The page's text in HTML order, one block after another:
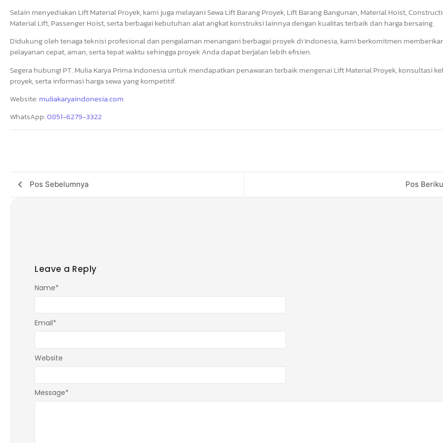
Selain menyediakan Lift Material Proyek, kami juga melayani Sewa Lift Barang Proyek, Lift Barang Bangunan, Material Hoist,
Material Lift, Passenger Hoist, serta berbagai kebutuhan alat angkat konstruksi lainnya dengan kualitas terbaik dan harga bersaing.
Didukung oleh tenaga teknisi profesional dan pengalaman menangani berbagai proyek di Indonesia, kami berkomitmen
pelayanan cepat, aman, serta tepat waktu sehingga proyek Anda dapat berjalan lebih efisien.
Segera hubungi PT. Mulia Karya Prima Indonesia untuk mendapatkan penawaran terbaik mengenai Lift Material Proyek, konsultasi
proyek, serta informasi harga sewa yang kompetitif.
Website: muliakaryaindonesia.com
WhatsApp:0851-6279-3322
Pos Sebelumnya Pos
Leave a Reply
Message*
Name*
Email*
Website